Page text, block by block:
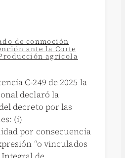
de conmoción
ante la Corte
agrícola
C-249 de 2025 la
declaró la
decreto por las
(i)
por consecuencia
“o vinculados